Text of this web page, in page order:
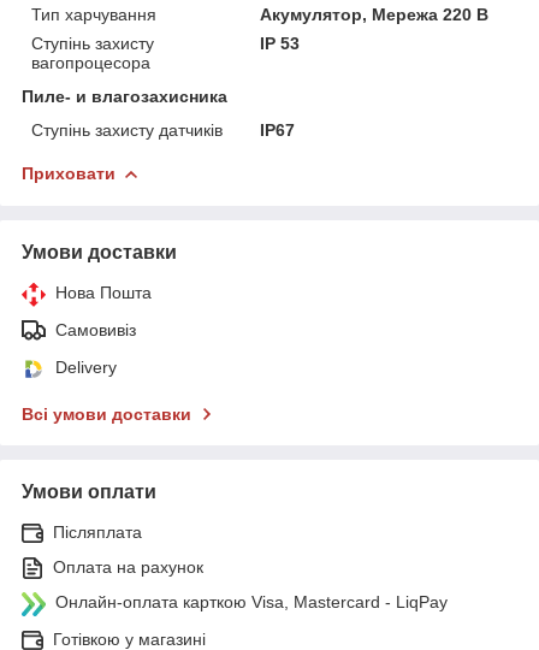
Тип харчування
Акумулятор, Мережа 220 В
Ступінь захисту
вагопроцесора
IP 53
Пиле- и влагозахисника
Ступінь захисту датчиків
IP67
Приховати
Умови доставки
Нова Пошта
Самовивіз
Delivery
Всі умови доставки
Умови оплати
Післяплата
Оплата на рахунок
Онлайн-оплата карткою Visa, Mastercard - LiqPay
Готівкою у магазині